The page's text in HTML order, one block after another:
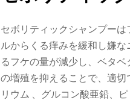
セボリティックシャンプー
ルからくる痒みを緩和し嫌
るフケの量が減少し、ベタ
の増殖を抑えることで、適
リウム 、グルコン酸亜鉛、